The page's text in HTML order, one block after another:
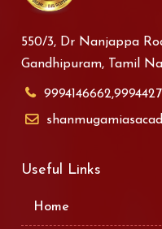
550/3, Dr Nanjappa
Gandhipuram, Tamil
Useful Links
Home